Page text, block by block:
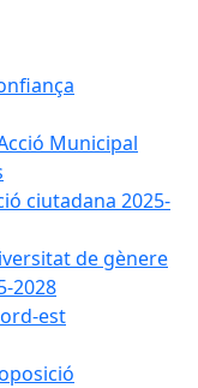
Municipal
ciutadana 2025-
de gènere
2028
est